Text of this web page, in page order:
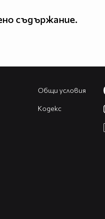
съдържание.
Общи условия
Кодекс